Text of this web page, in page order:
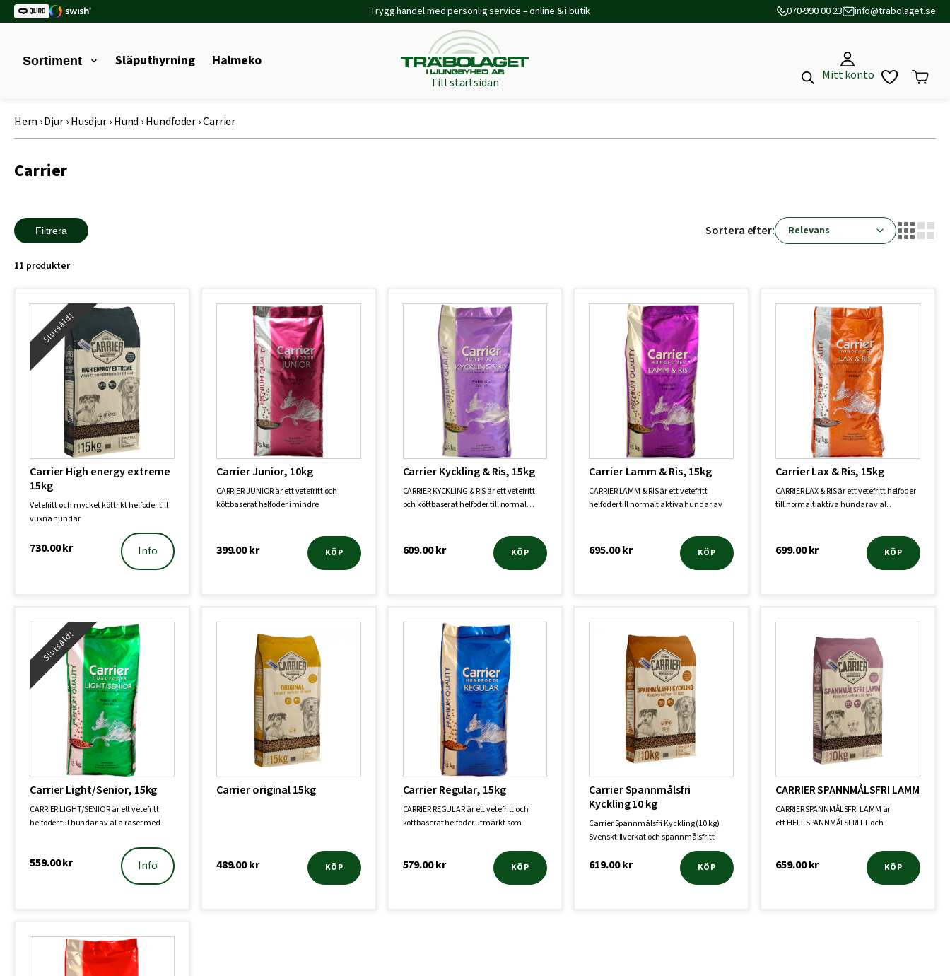
Trygg handel med personlig service – online & i butik 070-990 00 23 info@trabolaget.se
Sortiment Släputhyrning Halmeko
Till startsidan
Mitt konto
Hem ›Djur›Husdjur›Hund ›Hundfoder›Carrier
Carrier
Filtrera Sortera efter:
11 produkter
Slutsåld!
Carrier High energy extreme
15kg
Vetefritt och mycket köttrikt helfoder till
vuxna hundar
730.00kr Info
Carrier Junior, 10kg
CARRIER JUNIOR är ett vetefritt och
köttbaserat helfoder i mindre
399.00kr KÖP
Carrier Kyckling & Ris, 15kg
CARRIER KYCKLING & RIS är ett vetefritt
och köttbaserat helfoder till normal…
609.00kr KÖP
Carrier Lamm & Ris, 15kg
CARRIER LAMM & RIS är ett vetefritt
helfoder till normalt aktiva hundar av
695.00kr KÖP
Carrier Lax & Ris, 15kg
CARRIER LAX & RIS är ett vetefritt helfoder
till normalt aktiva hundar av al…
699.00kr KÖP
Slutsåld!
Carrier Light/Senior, 15kg
CARRIER LIGHT/SENIOR är ett vetefritt
helfoder till hundar av alla raser med
559.00kr Info
Carrier original 15kg
489.00kr KÖP
Carrier Regular, 15kg
CARRIER REGULAR är ett vetefritt och
köttbaserat helfoder utmärkt som
579.00kr KÖP
Carrier Spannmålsfri
Kyckling 10 kg
Carrier Spannmålsfri Kyckling (10 kg)
Svensktillverkat och spannmålsfritt
619.00kr KÖP
CARRIER SPANNMÅLSFRI LAMM
CARRIER SPANNMÅLSFRI LAMM är
ett HELT SPANNMÅLSFRITT och
659.00kr KÖP